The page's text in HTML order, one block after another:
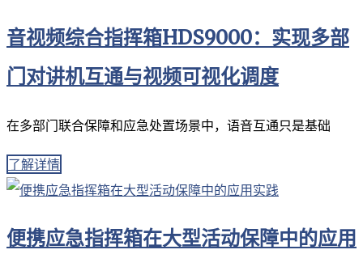
音视频综合指挥箱HDS9000：实现多部
门对讲机互通与视频可视化调度
在多部门联合保障和应急处置场景中，语音互通只是基础
了解详情
便携应急指挥箱在大型活动保障中的应用